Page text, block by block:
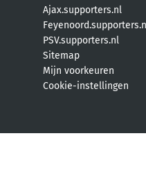
Ajax.supporters.nl
PSV.supporters.nl
Sitemap
Mijn voorkeuren
Cookie-instellingen